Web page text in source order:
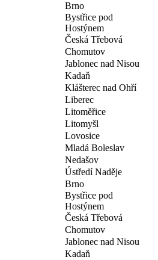
Brno
Bystřice pod
Hostýnem
Česká Třebová
Chomutov
Jablonec nad Nisou
Kadaň
Klášterec nad Ohří
Liberec
Litoměřice
Litomyšl
Lovosice
Mladá Boleslav
Nedašov
Ústředí Naděje
Brno
Bystřice pod
Hostýnem
Česká Třebová
Chomutov
Jablonec nad Nisou
Kadaň